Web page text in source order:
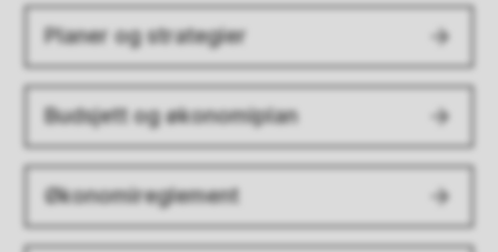
Planer og strategier
Budsjett og økonomiplan
Økonomireglement